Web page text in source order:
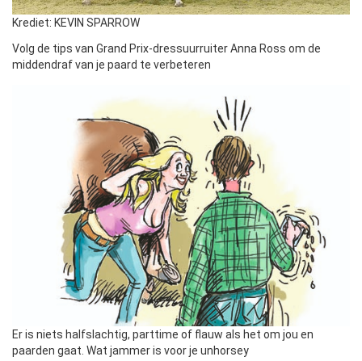
Krediet: KEVIN SPARROW
Volg de tips van Grand Prix-dressuurruiter Anna Ross om de
middendraf van je paard te verbeteren
Er is niets halfslachtig, parttime of flauw als het om jou en
paarden gaat. Wat jammer is voor je unhorsey